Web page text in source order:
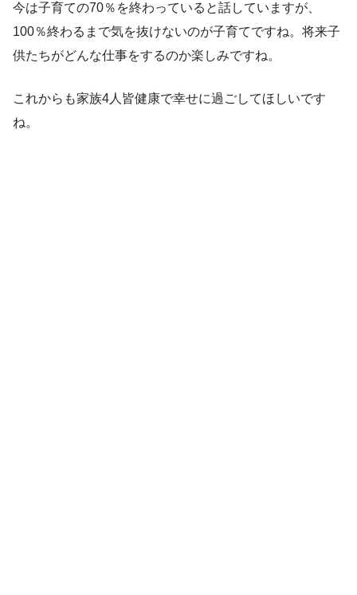
今は子育ての70％を終わっていると話していますが、
100％終わるまで気を抜けないのが子育てですね。将来子
供たちがどんな仕事をするのか楽しみですね。
これからも家族4人皆健康で幸せに過ごしてほしいです
ね。